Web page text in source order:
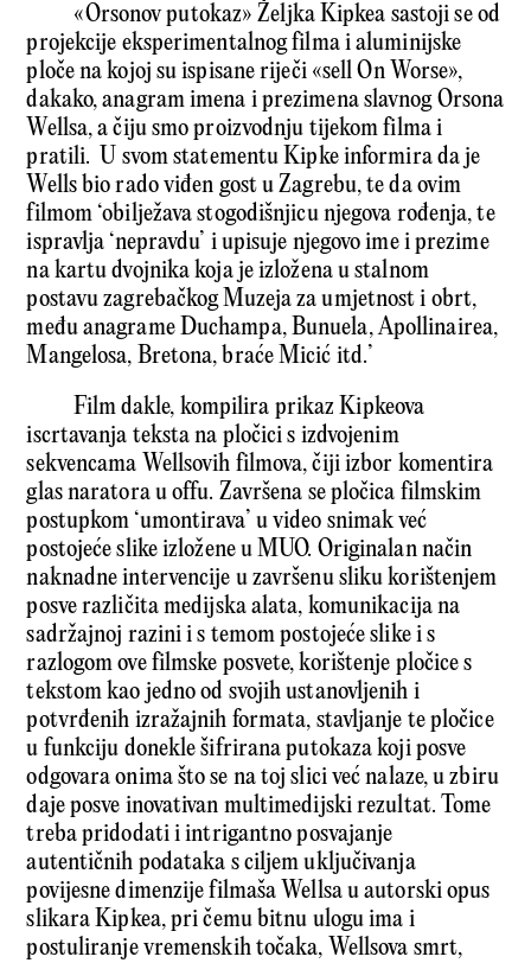
«Orsonov putokaz» Željka Kipkea sastoji se od
projekcije eksperimentalnog filma i aluminijske
ploče na kojoj su ispisane riječi «sell On Worse»,
dakako, anagram imena i prezimena slavnog Orsona
Wellsa, a čiju smo proizvodnju tijekom filma i
pratili. U svom statementu Kipke informira da je
Wells bio rado viđen gost u Zagrebu, te da ovim
filmom ‘obilježava stogodišnjicu njegova rođenja, te
ispravlja ‘nepravdu’ i upisuje njegovo ime i prezime
na kartu dvojnika koja je izložena u stalnom
postavu zagrebačkog Muzeja za umjetnost i obrt,
među anagrame Duchampa, Bunuela, Apollinairea,
Mangelosa, Bretona, braće Micić itd.’
Film dakle, kompilira prikaz Kipkeova
iscrtavanja teksta na pločici s izdvojenim
sekvencama Wellsovih filmova, čiji izbor komentira
glas naratora u offu. Završena se pločica filmskim
postupkom ‘umontirava’ u video snimak već
postojeće slike izložene u MUO. Originalan način
naknadne intervencije u završenu sliku korištenjem
posve različita medijska alata, komunikacija na
sadržajnoj razini i s temom postojeće slike i s
razlogom ove filmske posvete, korištenje pločice s
tekstom kao jedno od svojih ustanovljenih i
potvrđenih izražajnih formata, stavljanje te pločice
u funkciju donekle šifrirana putokaza koji posve
odgovara onima što se na toj slici već nalaze, u zbiru
daje posve inovativan multimedijski rezultat. Tome
treba pridodati i intrigantno posvajanje
autentičnih podataka s ciljem uključivanja
povijesne dimenzije filmaša Wellsa u autorski opus
slikara Kipkea, pri čemu bitnu ulogu ima i
postuliranje vremenskih točaka, Wellsova smrt,